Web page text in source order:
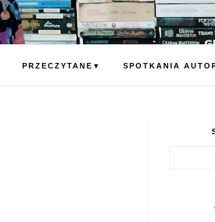
PRZECZYTANE ▼ SPOTKANIA